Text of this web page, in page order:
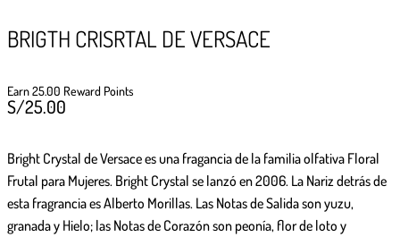
BRIGTH CRISRTAL DE VERSACE
Earn 25.00 Reward Points
S/25.00
Bright Crystal de Versacees una fragancia de la familia olfativa Floral
Frutal para Mujeres. Bright Crystal se lanzó en 2006. La Nariz detrás de
esta fragrancia es Alberto Morillas. Las Notas de Salida son yuzu,
granada y Hielo; las Notas de Corazón son peonía, flor de loto y